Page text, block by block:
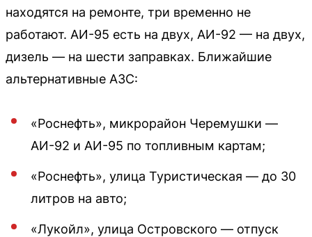
находятся на ремонте, три временно не
работают. АИ-95 есть на двух, АИ-92 — на двух,
дизель — на шести заправках. Ближайшие
альтернативные АЗС:
«Роснефть», микрорайон Черемушки —
АИ-92 и АИ-95 по топливным картам;
«Роснефть», улица Туристическая — до 30
литров на авто;
«Лукойл», улица Островского — отпуск